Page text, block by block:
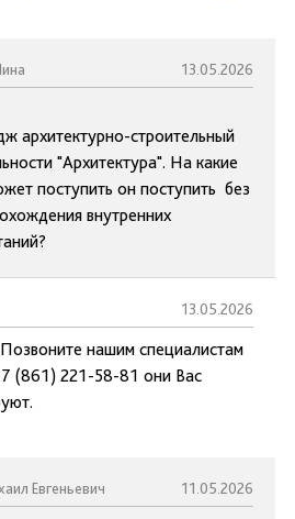
13.05.2026
архитектурно-строительный
"Архитектура". На какие
поступить он поступить без
внутренних
13.05.2026
нашим специалистам
(861) 221-58-81 они Вас
Евгеньевич 11.05.2026